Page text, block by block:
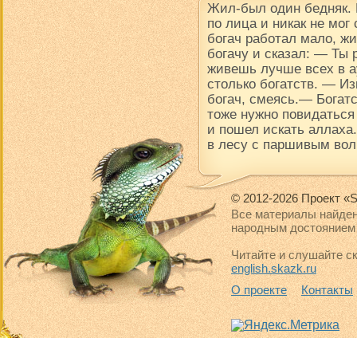
Жил-был один бедняк.
по лица и никак не
богач работал мало,
богачу и сказал: — Ты
живешь лучше всех в
столько богатств. —
богач, смеясь.—
тоже нужно
и пошел искать
в лесу с паршивым
© 2012-2026 Проект
Все материалы
народным достоянием
Читайте и слушайте
english.skazk.ru
О проекте
Контакты